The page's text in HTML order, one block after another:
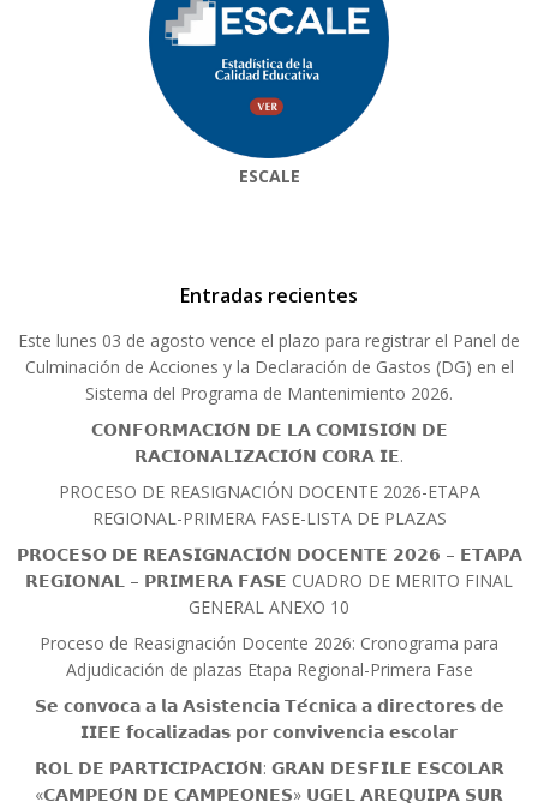
ESCALE
Entradas recientes
Este lunes 03 de agosto vence el plazo para registrar el Panel de
Culminación de Acciones y la Declaración de Gastos (DG) en el
Sistema del Programa de Mantenimiento 2026.
𝗖𝗢𝗡𝗙𝗢𝗥𝗠𝗔𝗖𝗜𝗢́𝗡 𝗗𝗘 𝗟𝗔 𝗖𝗢𝗠𝗜𝗦𝗜𝗢́𝗡 𝗗𝗘
𝗥𝗔𝗖𝗜𝗢𝗡𝗔𝗟𝗜𝗭𝗔𝗖𝗜𝗢́𝗡 𝗖𝗢𝗥𝗔 𝗜𝗘.
PROCESO DE REASIGNACIÓN DOCENTE 2026-ETAPA
REGIONAL-PRIMERA FASE-LISTA DE PLAZAS
𝗣𝗥𝗢𝗖𝗘𝗦𝗢 𝗗𝗘 𝗥𝗘𝗔𝗦𝗜𝗚𝗡𝗔𝗖𝗜𝗢́𝗡 𝗗𝗢𝗖𝗘𝗡𝗧𝗘 𝟮𝟬𝟮𝟲 – 𝗘𝗧𝗔𝗣𝗔
𝗥𝗘𝗚𝗜𝗢𝗡𝗔𝗟 – 𝗣𝗥𝗜𝗠𝗘𝗥𝗔 𝗙𝗔𝗦𝗘 CUADRO DE MERITO FINAL
GENERAL ANEXO 10
Proceso de Reasignación Docente 2026: Cronograma para
Adjudicación de plazas Etapa Regional-Primera Fase
𝗦𝗲 𝗰𝗼𝗻𝘃𝗼𝗰𝗮 𝗮 𝗹𝗮 𝗔𝘀𝗶𝘀𝘁𝗲𝗻𝗰𝗶𝗮 𝗧𝗲́𝗰𝗻𝗶𝗰𝗮 𝗮 𝗱𝗶𝗿𝗲𝗰𝘁𝗼𝗿𝗲𝘀 𝗱𝗲
𝗜𝗜𝗘𝗘 𝗳𝗼𝗰𝗮𝗹𝗶𝘇𝗮𝗱𝗮𝘀 𝗽𝗼𝗿 𝗰𝗼𝗻𝘃𝗶𝘃𝗲𝗻𝗰𝗶𝗮 𝗲𝘀𝗰𝗼𝗹𝗮𝗿
𝗥𝗢𝗟 𝗗𝗘 𝗣𝗔𝗥𝗧𝗜𝗖𝗜𝗣𝗔𝗖𝗜𝗢́𝗡: 𝗚𝗥𝗔𝗡 𝗗𝗘𝗦𝗙𝗜𝗟𝗘 𝗘𝗦𝗖𝗢𝗟𝗔𝗥
«𝗖𝗔𝗠𝗣𝗘𝗢́𝗡 𝗗𝗘 𝗖𝗔𝗠𝗣𝗘𝗢𝗡𝗘𝗦» 𝗨𝗚𝗘𝗟 𝗔𝗥𝗘𝗤𝗨𝗜𝗣𝗔 𝗦𝗨𝗥